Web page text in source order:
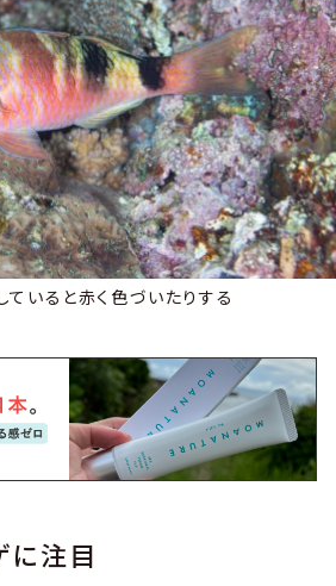
ていると赤く色づいたりする
に注目